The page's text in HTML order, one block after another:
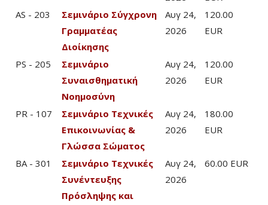
AS - 203
Σεμινάριο Σύγχρονη
Γραμματέας
Διοίκησης
Αυγ 24,
2026
120.00
EUR
PS - 205
Σεμινάριο
Συναισθηματική
Νοημοσύνη
Αυγ 24,
2026
120.00
EUR
PR - 107
Σεμινάριο Τεχνικές
Επικοινωνίας &
Γλώσσα Σώματος
Αυγ 24,
2026
180.00
EUR
BA - 301
Σεμινάριο Τεχνικές
Συνέντευξης
Πρόσληψης και
Αυγ 24,
2026
60.00 EUR